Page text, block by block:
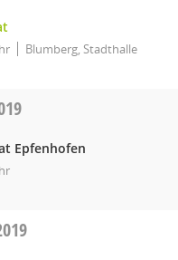
Blumberg, Stadthalle
Epfenhofen